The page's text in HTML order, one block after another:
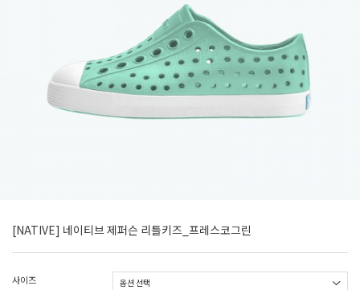
[NATIVE] 네이티브 제퍼슨 리틀키즈_프레스코그린
사이즈